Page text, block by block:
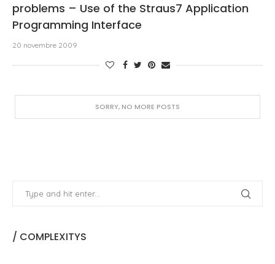
problems – Use of the Straus7 Application
Programming Interface
20 novembre 2009
/ COMPLEXITYS
Dutton Associés